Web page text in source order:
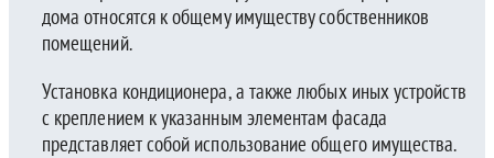
дома относятся к общему имуществу собственников
помещений.
Установка кондиционера, а также любых иных устройств
с креплением к указанным элементам фасада
представляет собой использование общего имущества.